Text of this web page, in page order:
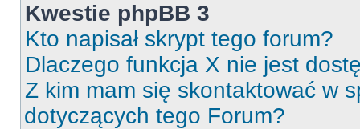
Kwestie phpBB 3
Kto napisał skrypt tego forum?
Dlaczego funkcja X nie jest
Z kim mam się skontaktować w
dotyczących tego Forum?